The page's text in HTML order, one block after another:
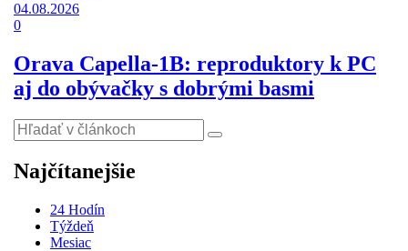
04.08.2026
0
Orava Capella-1B: reproduktory k PC
aj do obývačky s dobrými basmi
Najčítanejšie
24 Hodín
Týždeň
Mesiac